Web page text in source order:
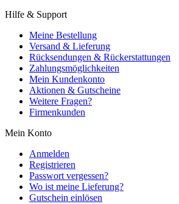
Hilfe & Support
Meine Bestellung
Versand & Lieferung
Rücksendungen & Rückerstattungen
Zahlungsmöglichkeiten
Mein Kundenkonto
Aktionen & Gutscheine
Weitere Fragen?
Firmenkunden
Mein Konto
Anmelden
Registrieren
Passwort vergessen?
Wo ist meine Lieferung?
Gutschein einlösen